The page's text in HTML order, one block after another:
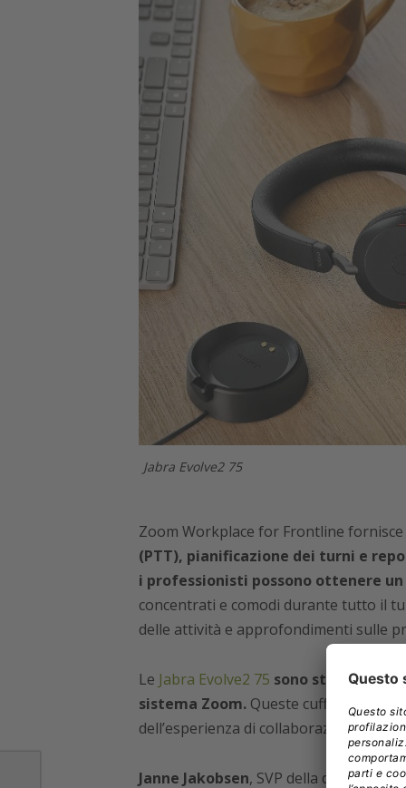
Jabra Evolve2 75
Zoom Workplace for Frontline fornisce
(PTT), pianificazione dei turni e
i professionisti possono ottenere
concentrati e comodi durante tutto il
delle attività e approfondimenti sulle
Le Jabra Evolve2 75 sono state
sistema Zoom.Queste cuffie
dell’esperienza di collaborazione
Janne Jakobsen, SVP della divisione